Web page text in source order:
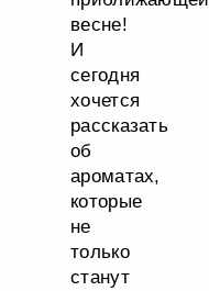
весне!
И
сегодня
хочется
рассказать
об
ароматах,
которые
не
только
станут